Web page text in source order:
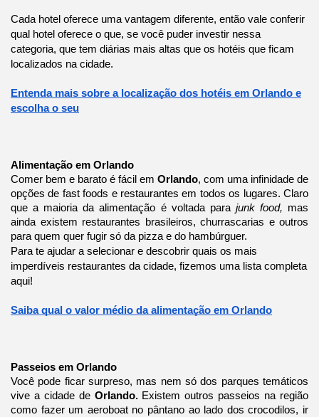
Cada hotel oferece uma vantagem diferente, então vale conferir
qual hotel oferece o que, se você puder investir nessa
categoria, que tem diárias mais altas que os hotéis que ficam
localizados na cidade.
Entenda mais sobre a localização dos hotéis em Orlando e
escolha o seu
Alimentação em Orlando
Comer bem e barato é fácil em Orlando, com uma infinidade de
opções de fast foods e restaurantes em todos os lugares. Claro
que a maioria da alimentação é voltada para junk food, mas
ainda existem restaurantes brasileiros, churrascarias e outros
para quem quer fugir só da pizza e do hambúrguer.
Para te ajudar a selecionar e descobrir quais os mais
imperdíveis restaurantes da cidade, fizemos uma lista completa
aqui!
Saiba qual o valor médio da alimentação em Orlando
Passeios em Orlando
Você pode ficar surpreso, mas nem só dos parques temáticos
vive a cidade de Orlando. Existem outros passeios na região
como fazer um aeroboat no pântano ao lado dos crocodilos, ir